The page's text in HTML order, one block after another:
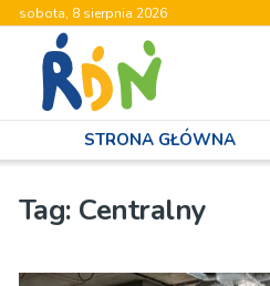
sobota, 8 sierpnia 2026
STRONA GŁÓWNA
Tag: Centralny